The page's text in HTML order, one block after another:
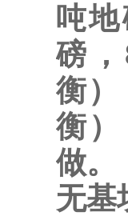
吨
磅，
衡）
衡
做。
无基